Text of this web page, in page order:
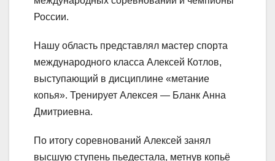
России.
Нашу область представлял мастер спорта
международного класса Алексей Котлов,
выступающий в дисциплине «метание
копья». Тренирует Алексея — Бланк Анна
Дмитриевна.
По итогу соревнований Алексей занял
высшую ступень пьедестала, метнув копьё